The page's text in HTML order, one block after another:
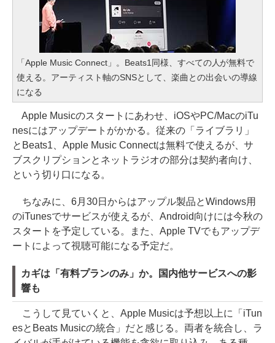
「Apple Music Connect」。Beats1同様、すべての人が無料で
使える。アーティスト軸のSNSとして、楽曲との出会いの導線
になる
Apple Musicのスタートにあわせ、iOSやPC/MacのiTu
nesにはアップデートがかかる。従来の「ライブラリ」
とBeats1、Apple Music Connectは無料で使えるが、サ
ブスクリプションとネットラジオの部分は契約者向け、
という切り口になる。
ちなみに、6月30日からはアップル製品とWindows用
のiTunesでサービスが使えるが、Android向けには今秋の
スタートを予定している。また、Apple TVでもアップデ
ートによって視聴可能になる予定だ。
カギは「有料プランのみ」か。国内他サービスへの影
響も
こうして見ていくと、Apple Musicは予想以上に「iTun
esとBeats Musicの統合」だと感じる。両者を統合し、ラ